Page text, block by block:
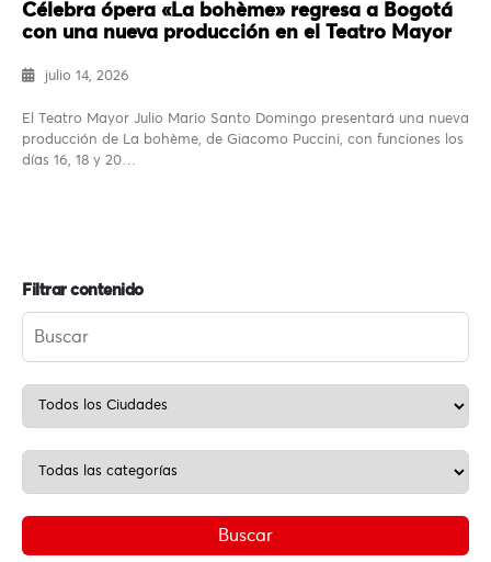
Célebra ópera «La bohème» regresa a Bogotá
con una nueva producción en el Teatro Mayor
julio 14, 2026
El Teatro Mayor Julio Mario Santo Domingo presentará una nueva
producción de La bohème, de Giacomo Puccini, con funciones los
días 16, 18 y 20…
Filtrar contenido